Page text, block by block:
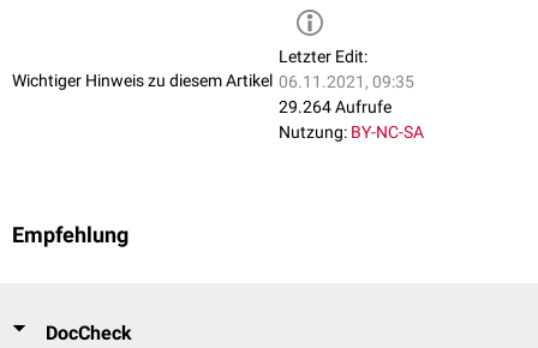
Wichtiger Hinweis zu diesem Artikel
Letzter Edit:
06.11.2021, 09:35
29.264 Aufrufe
Nutzung: BY-NC-SA
Empfehlung
DocCheck